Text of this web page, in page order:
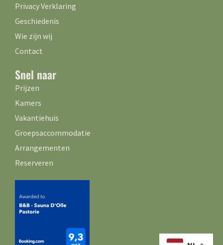
Privacy Verklaring
Geschiedenis
Wie zijn wij
Contact
Snel naar
Prijzen
Kamers
Vakantiehuis
Groepsaccommodatie
Arrangementen
Reserveren